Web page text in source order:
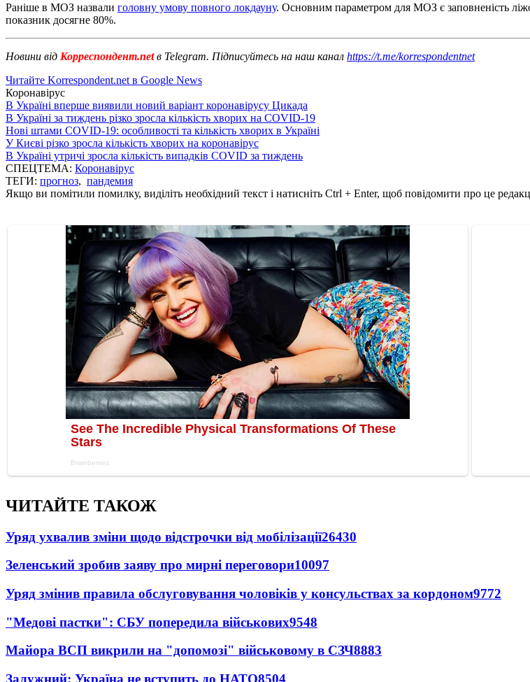
Раніше в МОЗ назвали головну умову повного локдауну. Основним параметром для МОЗ є заповненість
показник досягне 80%.
Новини від Корреспондент.netв Telegram. Підписуйтесь на наш канал https://t.me/korrespondentnet
Читайте Korrespondent.net в Google News
Коронавірус
В Україні вперше виявили новий варіант коронавірусу Цикада
В Україні за тиждень різко зросла кількість хворих на COVID-19
Нові штами COVID-19: особливості та кількість хворих в Україні
У Києві різко зросла кількість хворих на коронавірус
В Україні утричі зросла кількість випадків COVID за тиждень
СПЕЦТЕМА: Коронавірус
ТЕГИ: прогноз, пандемия
Якщо ви помітили помилку, виділіть необхідний текст і натисніть Ctrl + Enter, щоб повідомити про це
ЧИТАЙТЕ ТАКОЖ
Уряд ухвалив зміни щодо відстрочки від мобілізації26430
Зеленський зробив заяву про мирні переговори10097
Уряд змінив правила обслуговування чоловіків у консульствах за кордоном9772
"Медові пастки": СБУ попередила військових9548
Майора ВСП викрили на "допомозі" військовому в СЗЧ8883
Залужний: Україна не вступить до НАТО8504